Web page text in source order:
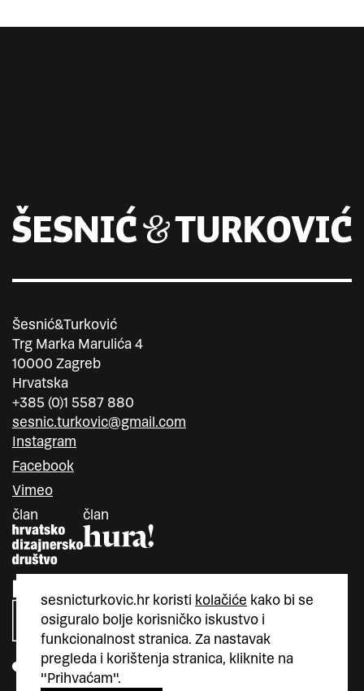
sesnicturkovic.hr koristi kolačiće kako bi se
osiguralo bolje korisničko iskustvo i
funkcionalnost stranica. Za nastavak
pregleda i korištenja stranica, kliknite na
"Prihvaćam".
Šesnić&Turković
Trg Marka Marulića 4
10000 Zagreb
Hrvatska
+385 (0)1 5587 880
sesnic.turkovic@gmail.com
Instagram
Facebook
Vimeo
član
član